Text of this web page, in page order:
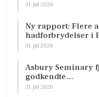
31. jul 2026
Ny rapport: Flere
hadforbrydelser i
31. jul 2026
Asbury Seminary
godkendte…
31. jul 2026